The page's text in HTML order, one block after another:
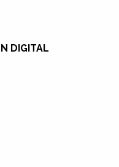
DIGITAL